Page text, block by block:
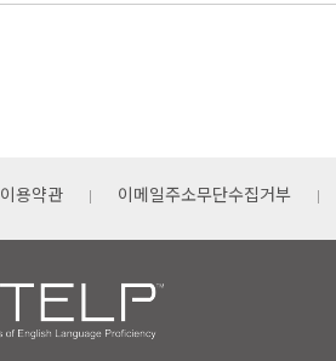
이용약관 이메일주소무단수집거부